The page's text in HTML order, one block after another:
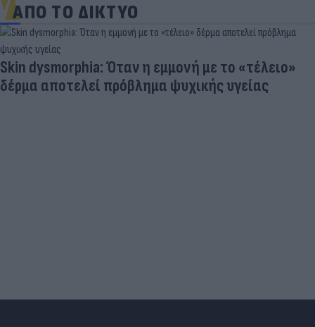
ΑΠΟ ΤΟ ΔΙΚΤΥΟ
Skin dysmorphia: Όταν η εμμονή με το «τέλειο»
δέρμα αποτελεί πρόβλημα ψυχικής υγείας